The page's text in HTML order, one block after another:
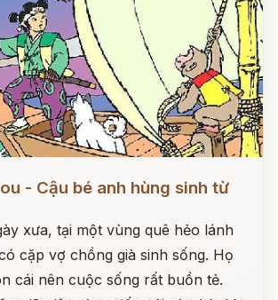
- Cậu bé anh hùng sinh từ
xưa, tại một vùng quê hẻo lánh
cặp vợ chồng già sinh sống. Họ
cái nên cuộc sống rất buồn tẻ.